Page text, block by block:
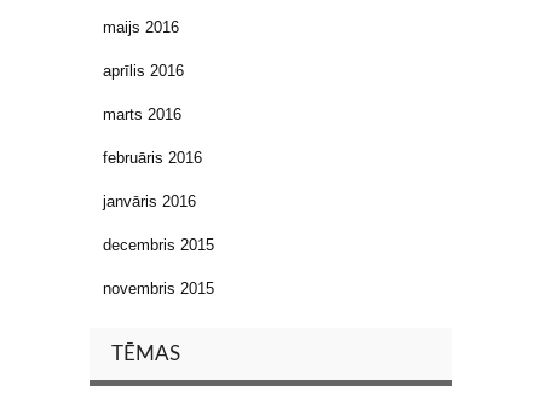
maijs 2016
aprīlis 2016
marts 2016
februāris 2016
janvāris 2016
decembris 2015
novembris 2015
TĒMAS